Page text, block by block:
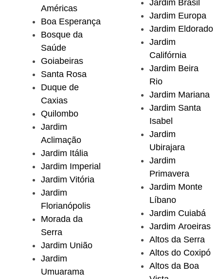
Américas
Boa Esperança
Bosque da
Saúde
Goiabeiras
Santa Rosa
Duque de
Caxias
Quilombo
Jardim
Aclimação
Jardim Itália
Jardim Imperial
Jardim Vitória
Jardim
Florianópolis
Morada da
Serra
Jardim União
Jardim
Umuarama
Jardim Brasil
Jardim Europa
Jardim Eldorado
Jardim
Califórnia
Jardim Beira
Rio
Jardim Mariana
Jardim Santa
Isabel
Jardim
Ubirajara
Jardim
Primavera
Jardim Monte
Líbano
Jardim Cuiabá
Jardim Aroeiras
Altos da Serra
Altos do Coxipó
Altos da Boa